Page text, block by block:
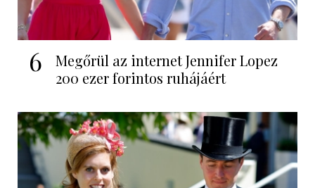
6
Megőrül az internet Jennifer Lopez
200 ezer forintos ruhájáért